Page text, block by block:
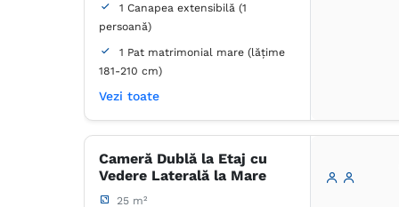
Articole de toaletă gratuite
Hârtie igienică
Prosoape
Uscător de păr
Fierbător de apă
Masă
Pardoseală de gresie/marmură
Priză lângă pat
TV cu ecran plat
1 Canapea extensibilă (1
persoană)
1 Pat matrimonial mare (lățime
181-210 cm)
Balcon / terasă
Baie
Articole de toaletă gratuite
Vezi toate
Cameră Dublă la Etaj cu
Vedere Laterală la Mare
25 m²